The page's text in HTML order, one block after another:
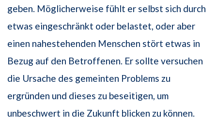
geben. Möglicherweise fühlt er selbst sich durch
etwas eingeschränkt oder belastet, oder aber
einen nahestehenden Menschen stört etwas in
Bezug auf den Betroffenen. Er sollte versuchen
die Ursache des gemeinten Problems zu
ergründen und dieses zu beseitigen, um
unbeschwert in die Zukunft blicken zu können.